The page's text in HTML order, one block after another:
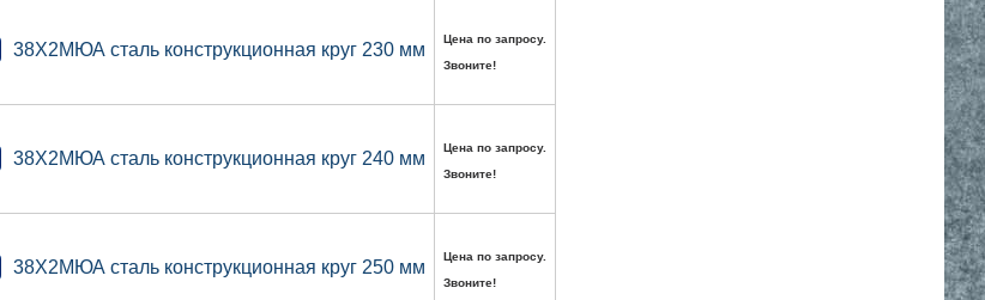
38Х2МЮА сталь конструкционная круг 230 мм
Цена по запросу.
Звоните!
38Х2МЮА сталь конструкционная круг 240 мм
Цена по запросу.
Звоните!
38Х2МЮА сталь конструкционная круг 250 мм
Цена по запросу.
Звоните!